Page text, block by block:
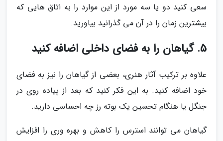
سعی کنید دو یا سه مورد از این موارد را به اتاق هایی که
بیشترین زمان را در آن می گذرانید بیاورید.
5. گیاهان را به فضای داخلی اضافه کنید
علاوه بر ترکیب آثار هنری، بعضی از گیاهان را نیز به فضای
خود اضافه کنید. به این فکر کنید که بعد از پیاده روی در
جنگل یا هنگام تحسین یک بوته رز چه احساسی دارید.
گیاهان می توانند استرس را کاهش و بهره وری را افزایش